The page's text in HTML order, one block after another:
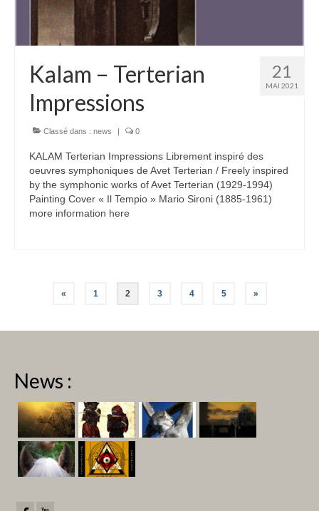
21
MAI 2021
Kalam – Terterian
Impressions
Classé dans : news 0
KALAM Terterian Impressions Librement inspiré des
oeuvres symphoniques de Avet Terterian / Freely inspired
by the symphonic works of Avet Terterian (1929-1994)
Painting Cover « Il Tempio » Mario Sironi (1885-1961)
more information here
Pagination
« 1 2 3 4 5 »
News :